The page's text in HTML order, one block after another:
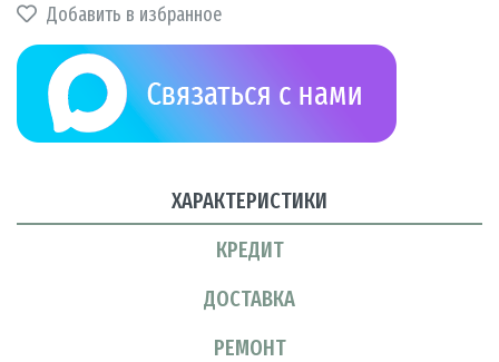
Добавить в избранное
ХАРАКТЕРИСТИКИ
КРЕДИТ
ДОСТАВКА
РЕМОНТ